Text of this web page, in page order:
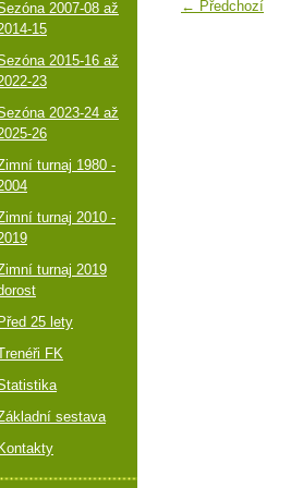
← Předchozí
2007-08 až
15
2015-16 až
23
2023-24 až
26
turnaj 1980 -
turnaj 2010 -
turnaj 2019
Před 25 lety
FK
sestava
Kontakty